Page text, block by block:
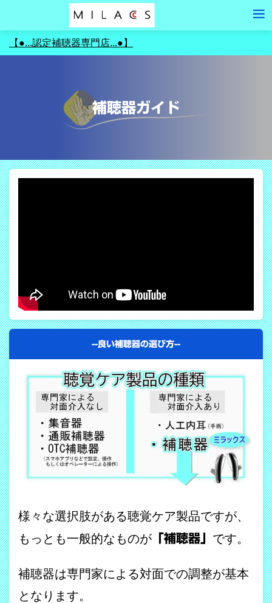
【●...認定補聴器専門店...●】
補聴器ガイド
--良い補聴器の選び方--
様々な選択肢がある聴覚ケア製品ですが、
もっとも一般的なものが 「補聴器」 です。
補聴器は専門家による対面での調整が基本
となります。